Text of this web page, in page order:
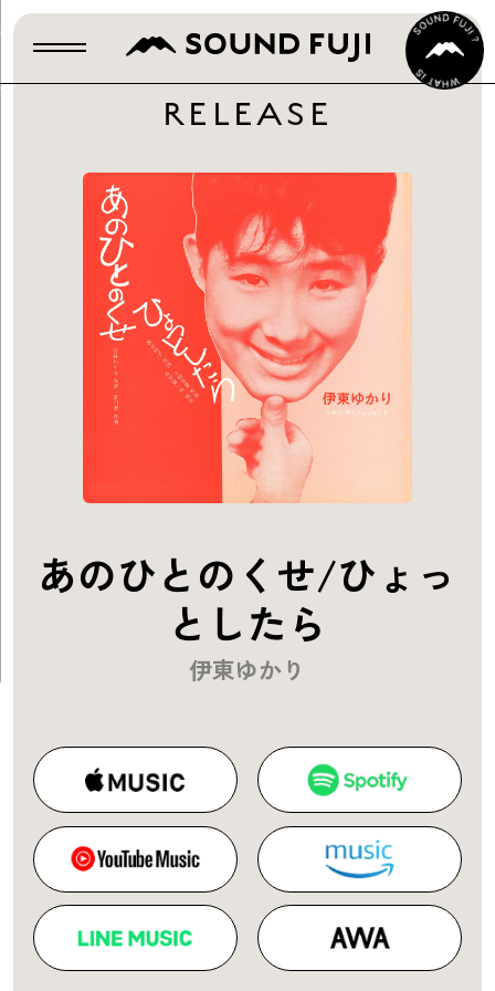
RELEASE
あのひとのくせ/ひょっ
としたら
伊東ゆかり